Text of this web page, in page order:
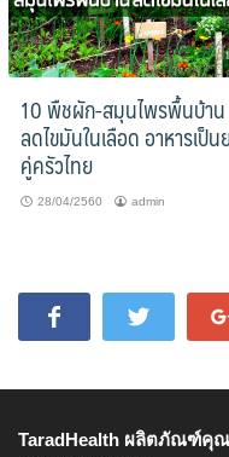
10 พืชผัก-สมุนไพรพื้นบ้าน
ลดไขมันในเลือด อาหารเป็น
คู่ครัวไทย
28/04/2560 admin
TaradHealth ผลิตภัณฑ์คุณ